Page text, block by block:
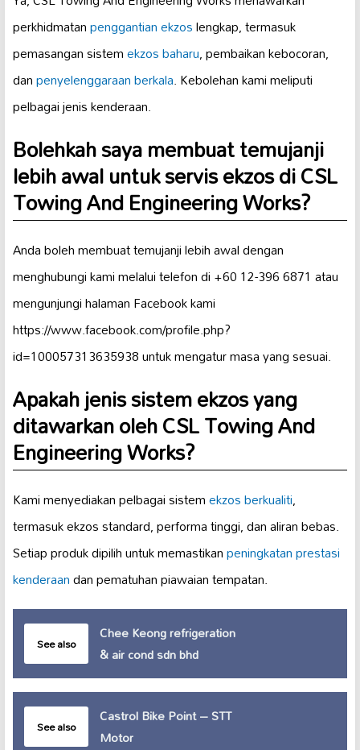
perkhidmatanpenggantian ekzoslengkap, termasuk
pemasangan sistemekzos baharu, pembaikan kebocoran,
danpenyelenggaraan berkala. Kebolehan kami meliputi
pelbagai jenis kenderaan.
Bolehkah saya membuat temujanji
lebih awal untuk servis ekzos di CSL
Towing And Engineering Works?
Anda boleh membuat temujanji lebih awal dengan
menghubungi kami melalui telefon di +60 12-396 6871 atau
mengunjungi halaman Facebook kami
https://www.facebook.com/profile.php?
id=100057313635938 untuk mengatur masa yang sesuai.
Apakah jenis sistem ekzos yang
ditawarkan oleh CSL Towing And
Engineering Works?
Kami menyediakan pelbagai sistemekzos berkualiti,
termasuk ekzos standard, performa tinggi, dan aliran bebas.
Setiap produk dipilih untuk memastikanpeningkatan prestasi
kenderaandan pematuhan piawaian tempatan.
See also
Chee Keong refrigeration
& air cond sdn bhd
See also
Castrol Bike Point – STT
Motor